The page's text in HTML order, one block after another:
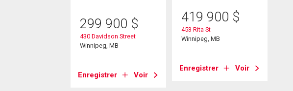
299 900 $
430 Davidson Street
Winnipeg, MB
Enregistrer Voir
419 900 $
453 Rita St
Winnipeg, MB
Enregistrer Voir